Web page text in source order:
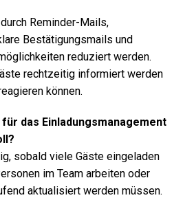
Reminder-Mails,
Bestätigungsmails und
reduziert werden.
rechtzeitig informiert werden
können.
das Einladungsmanagement
sobald viele Gäste eingeladen
im Team arbeiten oder
aktualisiert werden müssen.